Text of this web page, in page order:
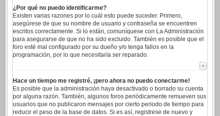
¿Por qué no puedo identificarme?
Existen varias razones por lo cuál esto puede suceder. Primero,
asegúrese de que su nombre de usuario y contraseña se encuentren
escritos correctamente. Si lo están, comuníquese con La Administración
para asegurarse de que no ha sido excluido. También es posible que el
foro esté mal configurado por su dueño y/o tenga fallos en la
programación, por lo que necesitaría ser reparado.
Hace un tiempo me registré, ¡pero ahora no puedo conectarme!
Es posible que la administración haya desactivado o borrado su cuenta
por alguna razón. También, algunos foros periódicamente remueven sus
usuarios que no publicaron mensajes por cierto periodo de tiempo para
reducir el peso de la base de datos. Si es así, registrese de nuevo y